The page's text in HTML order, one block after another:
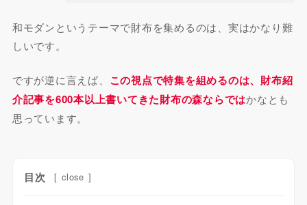
和モダンというテーマで財布を集めるのは、実はかなり難
しいです。
ですが逆に言えば、 この視点で特集を組めるのは、財布紹
介記事を600本以上書いてきた財布の森ならではかなとも
思っています。
目次 [ close ]